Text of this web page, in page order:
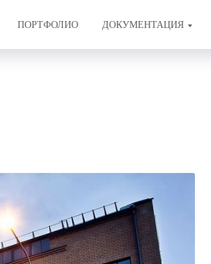
ПОРТФОЛИО ДОКУМЕНТАЦИЯ